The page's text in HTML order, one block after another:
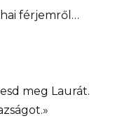
férjemről…
meg Laurát.